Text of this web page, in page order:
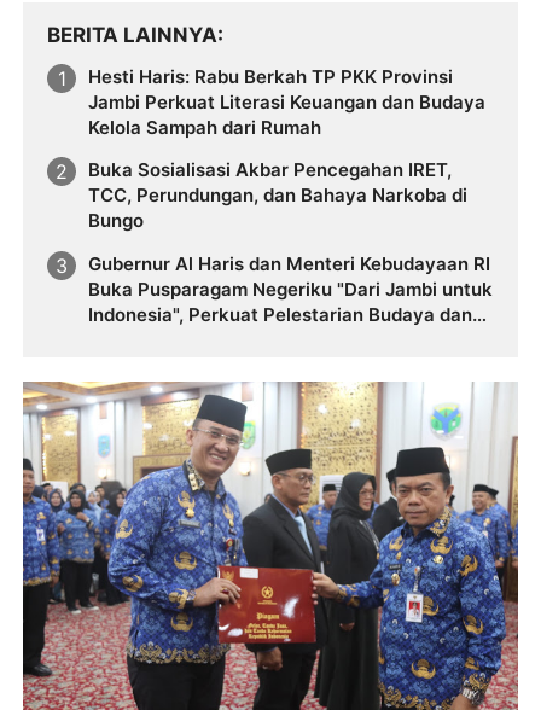
BERITA LAINNYA
Hesti Haris: Rabu Berkah TP PKK Provinsi
Jambi Perkuat Literasi Keuangan dan Budaya
Kelola Sampah dari Rumah
Buka Sosialisasi Akbar Pencegahan IRET,
TCC, Perundungan, dan Bahaya Narkoba di
Bungo
Gubernur Al Haris dan Menteri Kebudayaan RI
Buka Pusparagam Negeriku "Dari Jambi untuk
Indonesia", Perkuat Pelestarian Budaya dan